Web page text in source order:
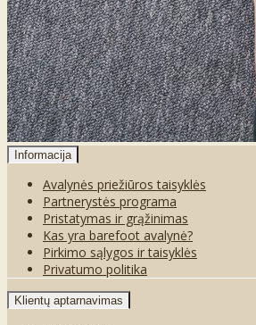
Informacija
Avalynės priežiūros taisyklės
Partnerystės programa
Pristatymas ir grąžinimas
Kas yra barefoot avalynė?
Pirkimo sąlygos ir taisyklės
Privatumo politika
Klientų aptarnavimas